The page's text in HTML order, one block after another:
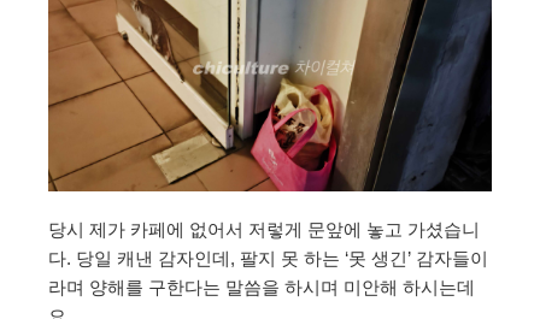
당시 제가 카페에 없어서 저렇게 문앞에 놓고 가셨습니
다. 당일 캐낸 감자인데, 팔지 못 하는 ‘못 생긴’ 감자들이
라며 양해를 구한다는 말씀을 하시며 미안해 하시는데